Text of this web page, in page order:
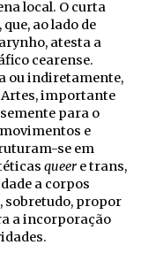
local. O curta
que, ao lado de
atesta a
cearense.
ou indiretamente,
importante
para o
e
se em
queer e trans,
a corpos
sobretudo, propor
a incorporação